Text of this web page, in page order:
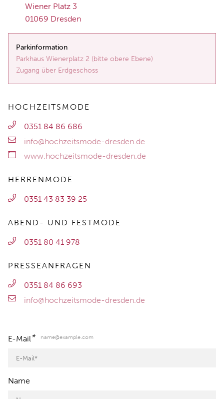
Wie­ner Platz 3
01069 Dres­den
Parkinformation
Parkhaus Wienerplatz 2 (bitte obere Ebene)
Zugang über Erdgeschoss
HOCHZEITSMODE
0351 84 86 686
info@hochzeitsmode-dresden.de
www.hochzeitsmode-dresden.de
HERRENMODE
0351 43 83 39 25
ABEND- UND FESTMODE
0351 80 41 978
PRESSEANFRAGEN
0351 84 86 693
info@hochzeitsmode-dresden.de
E-Mail* name@example.com
Name